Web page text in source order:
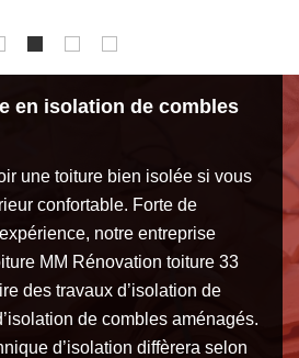
en isolation de combles
une toiture bien isolée si vous
confortable. Forte de
notre entreprise
MM Rénovation toiture 33
des travaux d’isolation de
de combles aménagés.
d’isolation diffèrera selon